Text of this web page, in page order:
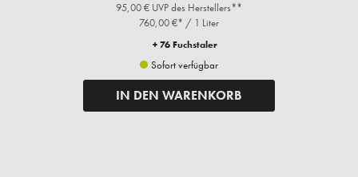
95,00 € UVP des Herstellers**
760,00 €* / 1 Liter
+ 76 Fuchstaler
Sofort verfügbar
IN DEN WARENKORB